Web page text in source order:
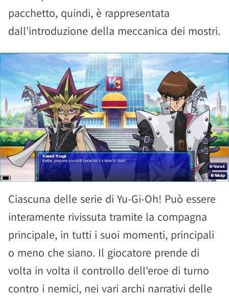
pacchetto, quindi, è rappresentata
dall'introduzione della meccanica dei mostri.
Ciascuna delle serie di Yu-Gi-Oh! Può essere
interamente rivissuta tramite la compagna
principale, in tutti i suoi momenti, principali
o meno che siano. Il giocatore prende di
volta in volta il controllo dell'eroe di turno
contro i nemici, nei vari archi narrativi delle